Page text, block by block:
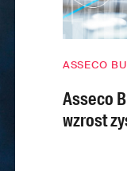
ASSECO
Asseco
wzrost